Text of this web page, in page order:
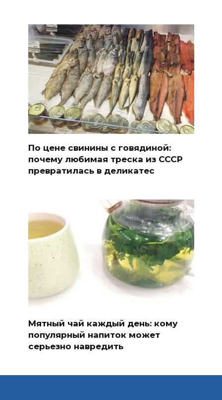
По цене свинины с говядиной:
почему любимая треска из СССР
превратилась в деликатес
Мятный чай каждый день: кому
популярный напиток может
серьезно навредить